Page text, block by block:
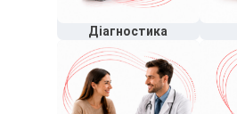
Діагностика